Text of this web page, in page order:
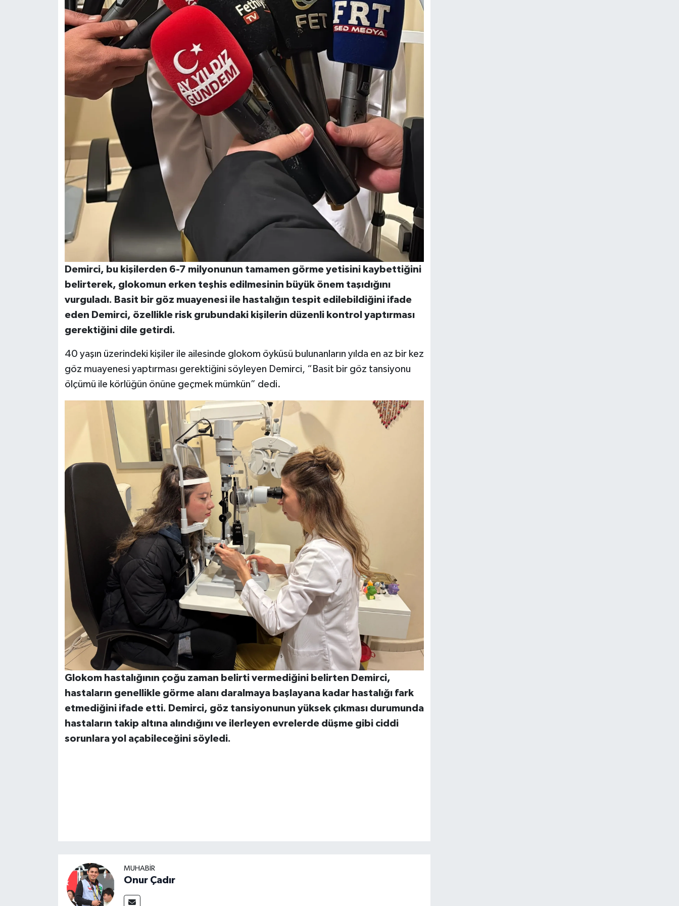
Demirci, bu kişilerden 6-7 milyonunun tamamen görme yetisini kaybettiğini
belirterek, glokomun erken teşhis edilmesinin büyük önem taşıdığını
vurguladı. Basit bir göz muayenesi ile hastalığın tespit edilebildiğini ifade
eden Demirci, özellikle risk grubundaki kişilerin düzenli kontrol yaptırması
gerektiğini dile getirdi.
40 yaşın üzerindeki kişiler ile ailesinde glokom öyküsü bulunanların yılda en az bir kez
göz muayenesi yaptırması gerektiğini söyleyen Demirci, “Basit bir göz tansiyonu
ölçümü ile körlüğün önüne geçmek mümkün” dedi.
Glokom hastalığının çoğu zaman belirti vermediğini belirten Demirci,
hastaların genellikle görme alanı daralmaya başlayana kadar hastalığı fark
etmediğini ifade etti. Demirci, göz tansiyonunun yüksek çıkması durumunda
hastaların takip altına alındığını ve ilerleyen evrelerde düşme gibi ciddi
sorunlara yol açabileceğini söyledi.
MUHABİR
Onur Çadır